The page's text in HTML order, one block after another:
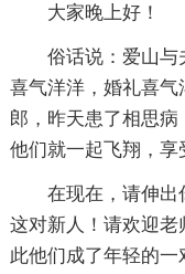
大家晚上好！
俗话说：爱山与
喜气洋洋，婚礼喜
郎，昨天患了相思病
他们就一起飞翔，享
在现在，请伸出
这对新人！请欢迎老
此他们成了年轻的